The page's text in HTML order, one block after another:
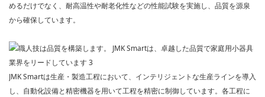
めるだけでなく、耐高温性や耐老化性などの性能試験を実施し、品質を源泉
から確保しています。
JMK Smartは生産・製造工程において、インテリジェントな生産ラインを導入
し、自動化設備と精密機器を用いて工程を精密に制御しています。各工程に